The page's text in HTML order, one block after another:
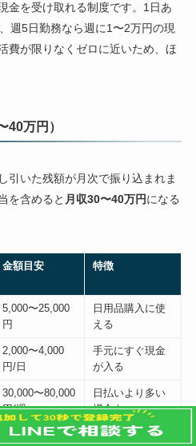
金を受け取れる制度です。1日あ
週5日勤務なら週に1〜2万円の現
費が限りなくゼロに近いため、ほ
40万円）
引いた残額が月次で振り込まれま
を含めると 月収30〜40万円になる
金額目安 特徴
5,000〜25,000
円
日用品購入に使
える
2,000〜4,000
円/日
手元にすぐ現金
が入る
30,000〜80,000
円/週
日払いより多い
場合も
250,000〜400,0
本来の給与額